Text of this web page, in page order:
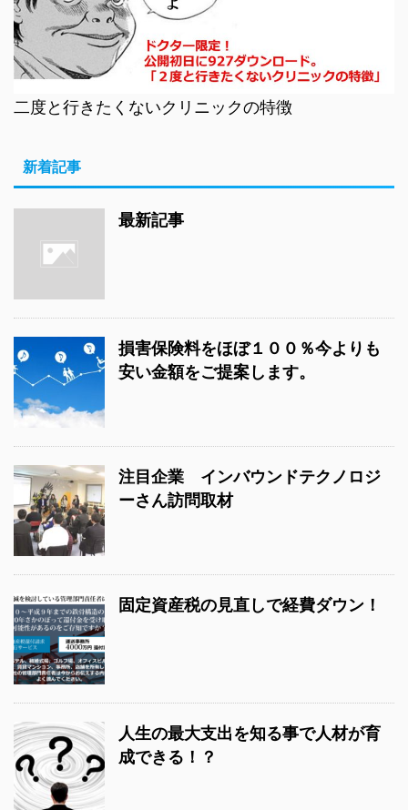
二度と行きたくないクリニックの特徴
新着記事
最新記事
損害保険料をほぼ１００％今よりも
安い金額をご提案します。
注目企業 インバウンドテクノロジ
ーさん訪問取材
固定資産税の見直しで経費ダウン！
人生の最大支出を知る事で人材が育
成できる！？